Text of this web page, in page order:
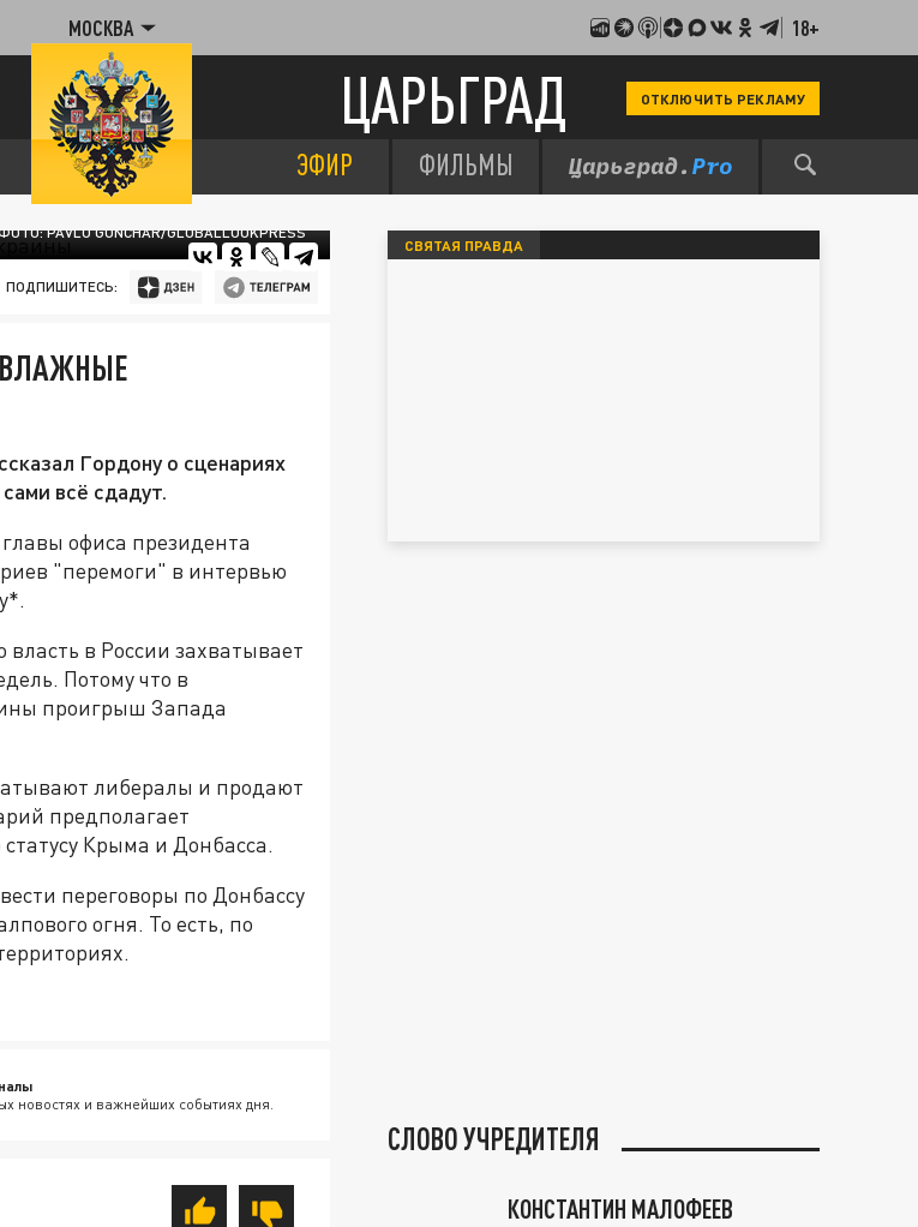
МОСКВА 18+
ЦАРЬГРАД ОТКЛЮЧИТЬ РЕКЛАМУ
ЭФИР ФИЛЬМЫ
PAVLO GONCHAR/GLOBALLOOKPRESS
ПОДПИШИТЕСЬ:
Гордону о сценариях
всё сдадут.
офиса президента
"перемоги" в интервью
в России захватывает
Потому что в
проигрыш Запада
либералы и продают
предполагает
Крыма и Донбасса.
переговоры по Донбассу
огня. То есть, по
новостях и важнейших событиях дня.
СВЯТАЯ ПРАВДА
СЛОВО УЧРЕДИТЕЛЯ
КОНСТАНТИН МАЛОФЕЕВ